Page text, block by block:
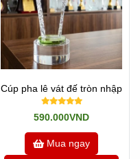
Cúp pha lê vát đế tròn nhập
590.000VND
Mua ngay